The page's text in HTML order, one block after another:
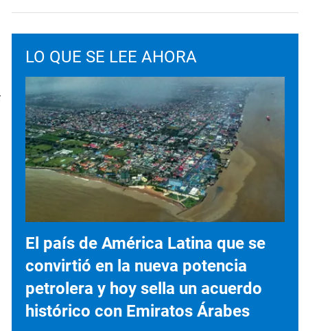
LO QUE SE LEE AHORA
El país de América Latina que se
convirtió en la nueva potencia
petrolera y hoy sella un acuerdo
histórico con Emiratos Árabes